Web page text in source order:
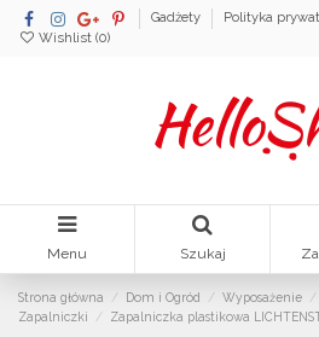
Gadżety Polityka
Wishlist (0)
Menu Szukaj
Strona główna Dom i Ogród Wyposażenie
Zapalniczki
Zapalniczka plastikowa